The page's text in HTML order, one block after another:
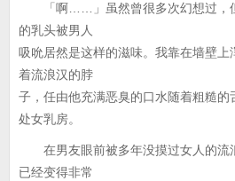
「啊……」虽然曾很多次幻想过，
的乳头被男人
吸吮居然是这样的滋味。我靠在墙壁
着流浪汉的脖
子，任由他充满恶臭的口水随着粗糙的
处女乳房。
在男友眼前被多年没摸过女人的流
已经变得非常